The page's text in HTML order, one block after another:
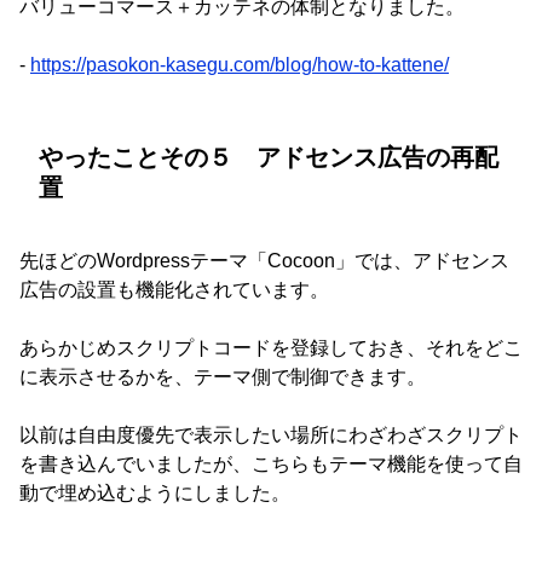
バリューコマース＋カッテネの体制となりました。
- https://pasokon-kasegu.com/blog/how-to-kattene/
やったことその５ アドセンス広告の再配
置
先ほどのWordpressテーマ「Cocoon」では、アドセンス
広告の設置も機能化されています。
あらかじめスクリプトコードを登録しておき、それをどこ
に表示させるかを、テーマ側で制御できます。
以前は自由度優先で表示したい場所にわざわざスクリプト
を書き込んでいましたが、こちらもテーマ機能を使って自
動で埋め込むようにしました。